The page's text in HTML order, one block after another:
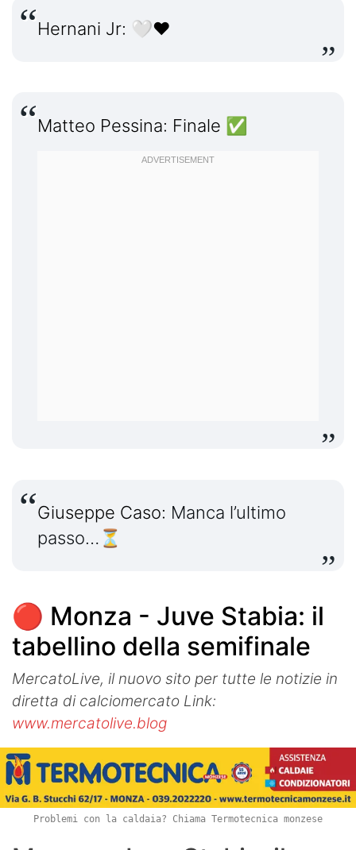
Hernani Jr: 🤍❤️
Matteo Pessina: Finale ✅
Giuseppe Caso: Manca l’ultimo
passo…⏳
🔴 Monza - Juve Stabia: il
tabellino della semifinale
MercatoLive, il nuovo sito per tutte le notizie in
diretta di calciomercato Link:
www.mercatolive.blog
Problemi con la caldaia? Chiama Termotecnica monzese